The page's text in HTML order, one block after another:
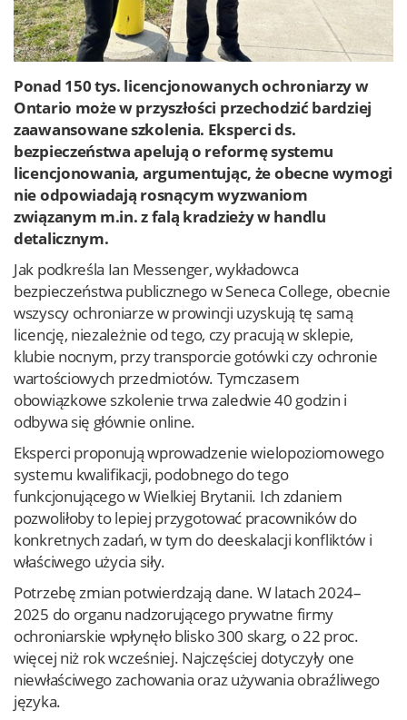
Ponad 150 tys. licencjonowanych ochroniarzy w
Ontario może w przyszłości przechodzić bardziej
zaawansowane szkolenia. Eksperci ds.
bezpieczeństwa apelują o reformę systemu
licencjonowania, argumentując, że obecne wymogi
nie odpowiadają rosnącym wyzwaniom
związanym m.in. z falą kradzieży w handlu
detalicznym.
Jak podkreśla Ian Messenger, wykładowca
bezpieczeństwa publicznego w Seneca College, obecnie
wszyscy ochroniarze w prowincji uzyskują tę samą
licencję, niezależnie od tego, czy pracują w sklepie,
klubie nocnym, przy transporcie gotówki czy ochronie
wartościowych przedmiotów. Tymczasem
obowiązkowe szkolenie trwa zaledwie 40 godzin i
odbywa się głównie online.
Eksperci proponują wprowadzenie wielopoziomowego
systemu kwalifikacji, podobnego do tego
funkcjonującego w Wielkiej Brytanii. Ich zdaniem
pozwoliłoby to lepiej przygotować pracowników do
konkretnych zadań, w tym do deeskalacji konfliktów i
właściwego użycia siły.
Potrzebę zmian potwierdzają dane. W latach 2024–
2025 do organu nadzorującego prywatne firmy
ochroniarskie wpłynęło blisko 300 skarg, o 22 proc.
więcej niż rok wcześniej. Najczęściej dotyczyły one
niewłaściwego zachowania oraz używania obraźliwego
języka.